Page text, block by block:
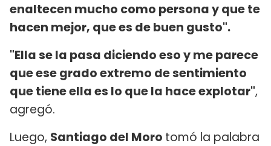
enaltecen mucho como persona y que te
hacen mejor, que es de buen gusto".
"Ella se la pasa diciendo eso y me parece
que ese grado extremo de sentimiento
que tiene ella es lo que la hace explotar",
agregó.
Luego, Santiago del Moro tomó la palabra